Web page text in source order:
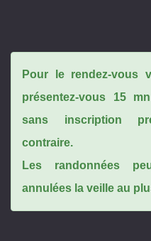
Pour le rendez-vous
présentez-vous 15
sans inscription
contraire.
Les randonnées
annulées la veille au